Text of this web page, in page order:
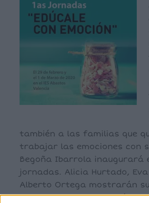
también a las familias que
trabajar las emociones con
Begoña Ibarrola inaugurará
jornadas. Alicia Hurtado, Eva
Alberto Ortega mostrarán
programas, pero además,